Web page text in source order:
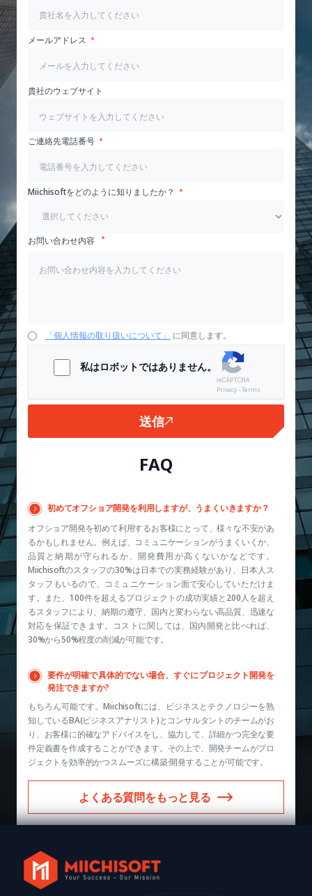
メールアドレス
貴社のウェブサイト
ご連絡先電話番号
Miichisoftをどのように知りましたか？
お問い合わせ内容
「個人情報の取り扱いについて」 に同意します。
私はロボットではありません。
Privacy - Terms
送信
FAQ
初めてオフショア開発を利用しますが、うまくいきますか？
オフショア開発を初めて利用するお客様にとって、様々な不安があ
るかもしれません。例えば、コミュニケーションがうまくいくか、
品質と納期が守られるか、開発費用が高くないかなどです。
Miichisoftのスタッフの30%は日本での実務経験があり、日本人ス
タッフもいるので、コミュニケーション面で安心していただけま
す。また、100件を超えるプロジェクトの成功実績と200人を超え
るスタッフにより、納期の遵守、国内と変わらない高品質、迅速な
対応を保証できます。コストに関しては、国内開発と比べれば、
30%から50%程度の削減が可能です。
要件が明確で具体的でない場合、すぐにプロジェクト開発を
発注できますか?
もちろん可能です。Miichisoftには、ビジネスとテクノロジーを熟
知しているBA(ビジネスアナリスト)とコンサルタントのチームがお
り、お客様に的確なアドバイスをし、協力して、詳細かつ完全な要
件定義書を作成することができます。その上で、開発チームがプロ
ジェクトを効率的かつスムーズに構築·開発することが可能です。
よくある質問をもっと見る